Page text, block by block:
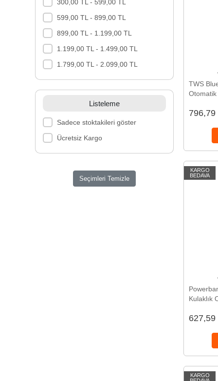
300,00 TL - 599,00 TL
599,00 TL - 899,00 TL
899,00 TL - 1.199,00 TL
1.199,00 TL - 1.499,00 TL
1.799,00 TL - 2.099,00 TL
Listeleme
Sadece stoktakileri göster
Ücretsiz Kargo
Seçimleri Temizle
TWS
Otomatik
796,79
KARGO
BEDAVA
Kulaklık
627,59
KARGO